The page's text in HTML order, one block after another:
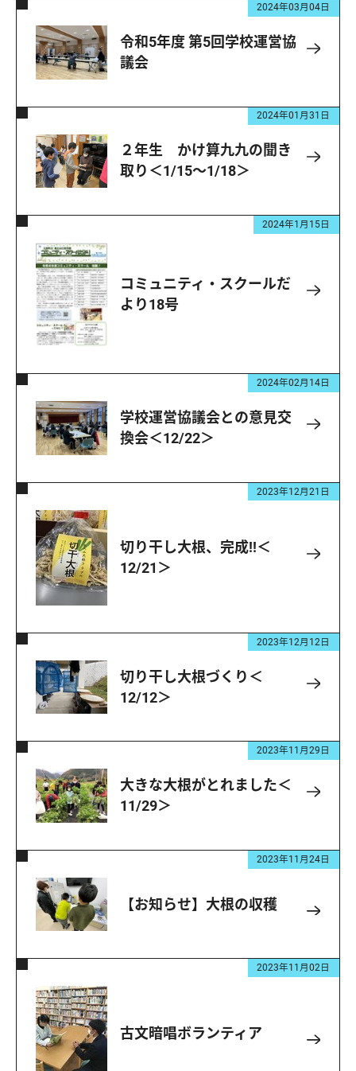
2024年03月04日
令和5年度 第5回学校運営協
議会
2024年01月31日
２年生 かけ算九九の聞き
取り＜1/15～1/18＞
2024年1月15日
コミュニティ・スクールだ
より18号
2024年02月14日
学校運営協議会との意見交
換会＜12/22＞
2023年12月21日
切り干し大根、完成!!＜
12/21＞
2023年12月12日
切り干し大根づくり＜
12/12＞
2023年11月29日
大きな大根がとれました＜
11/29＞
2023年11月24日
【お知らせ】大根の収穫
2023年11月02日
古文暗唱ボランティア